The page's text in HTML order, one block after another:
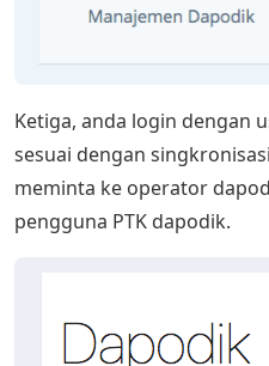
Ketiga, anda login dengan
sesuai dengan
meminta ke operator
pengguna PTK dapodik.